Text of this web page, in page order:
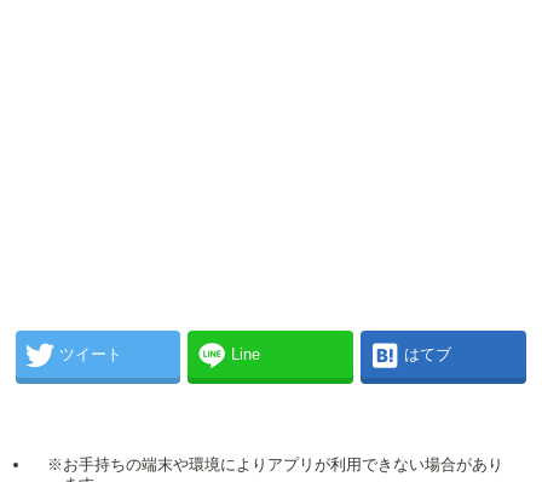
ツイート Line はてブ
※お手持ちの端末や環境によりアプリが利用できない場合があり